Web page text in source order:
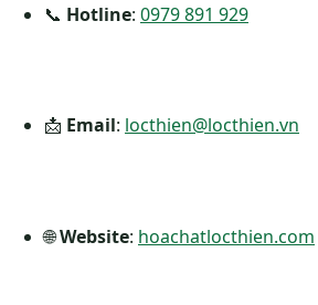
📞 Hotline: 0979 891 929
📩 Email: locthien@locthien.vn
🌐Website: hoachatlocthien.com